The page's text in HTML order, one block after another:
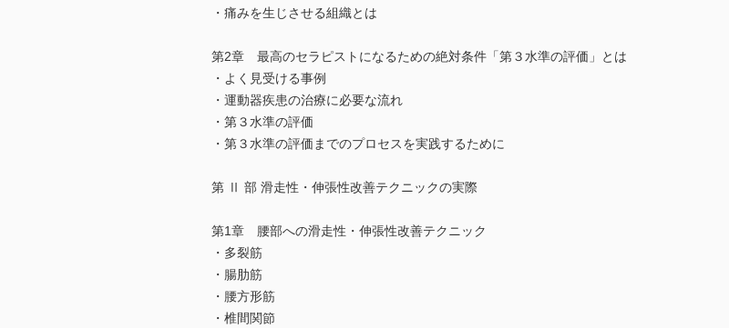
・痛みを生じさせる組織とは
第2章 最高のセラピストになるための絶対条件「第３水準の評価」とは
・よく見受ける事例
・運動器疾患の治療に必要な流れ
・第３水準の評価
・第３水準の評価までのプロセスを実践するために
第 Ⅱ 部 滑走性・伸張性改善テクニックの実際
第1章 腰部への滑走性・伸張性改善テクニック
・多裂筋
・腸肋筋
・腰方形筋
・椎間関節